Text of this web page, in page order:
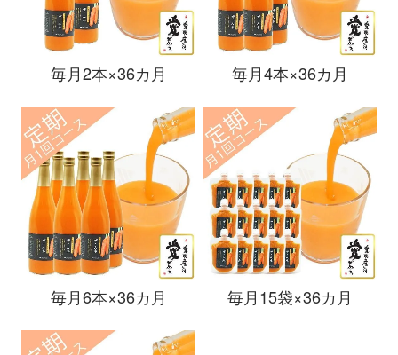
毎月2本×36カ月 毎月4本×36カ月
毎月6本×36カ月 毎月15袋×36カ月